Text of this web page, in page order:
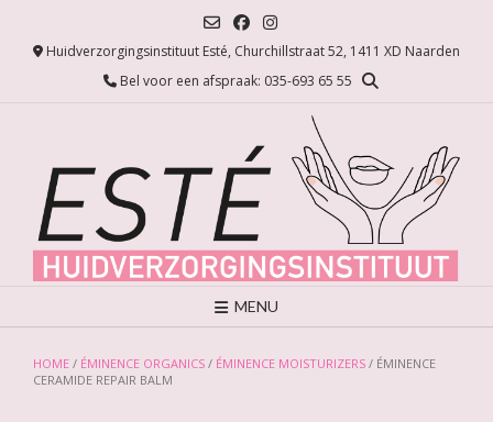
Huidverzorgingsinstituut Esté, Churchillstraat 52, 1411 XD Naarden
Bel voor een afspraak: 035-693 65 55
MENU
HOME / ÉMINENCE ORGANICS / ÉMINENCE MOISTURIZERS / ÉMINENCE
CERAMIDE REPAIR BALM